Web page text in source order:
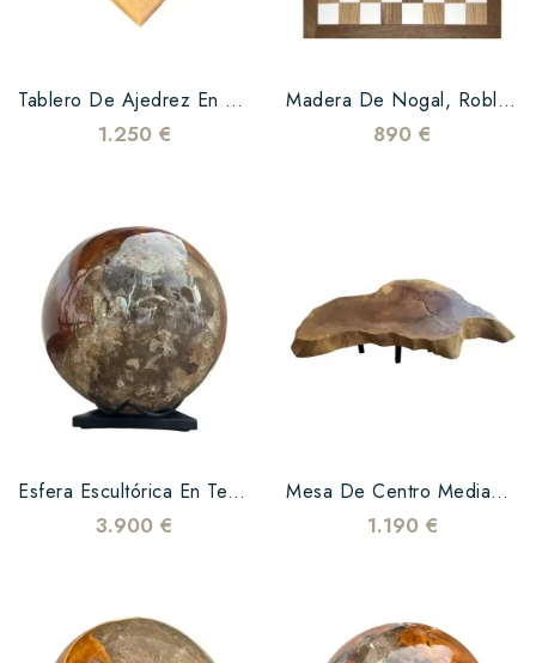
Tablero De Ajedrez En Roble Y Nogal Con Revestimiento Epoxi Negro
1.250 €
Madera De Nogal, Roble Y Epoxi Blanca
890 €
Esfera Escultórica En Teca Maciza Y Resina Transparente
3.900 €
Mesa De Centro Mediana De Madera Maciza De Raíz De Nogal
1.190 €